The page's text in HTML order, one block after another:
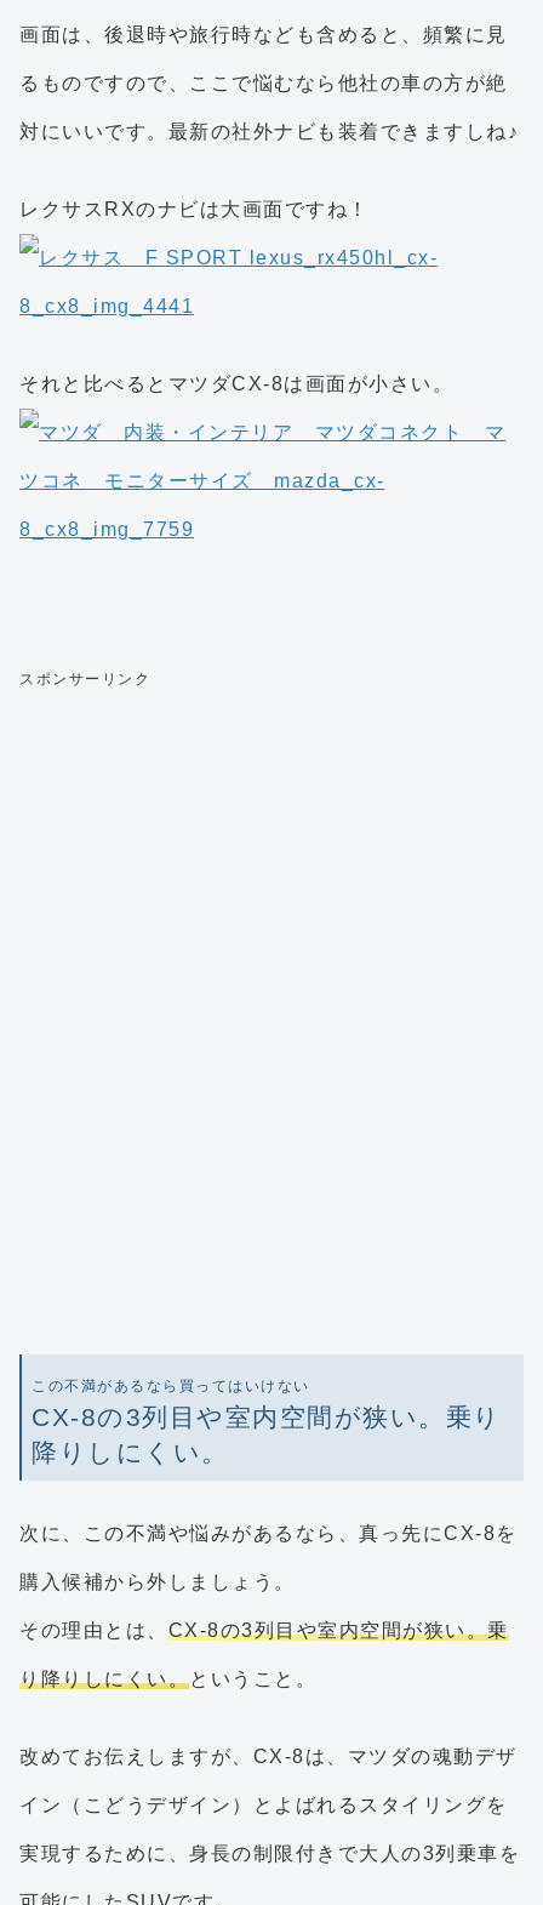
画面は、後退時や旅行時なども含めると、頻繁に見
るものですので、ここで悩むなら他社の車の方が絶
対にいいです。最新の社外ナビも装着できますしね♪
レクサスRXのナビは大画面ですね！
それと比べるとマツダCX-8は画面が小さい。
スポンサーリンク
この不満があるなら買ってはいけない
CX-8の3列目や室内空間が狭い。乗り
降りしにくい。
次に、この不満や悩みがあるなら、真っ先にCX-8を
購入候補から外しましょう。
その理由とは、 CX-8の3列目や室内空間が狭い。乗
り降りしにくい。ということ。
改めてお伝えしますが、CX-8は、マツダの魂動デザ
イン（こどうデザイン）とよばれるスタイリングを
実現するために、身長の制限付きで大人の3列乗車を